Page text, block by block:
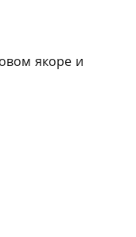
якоре и